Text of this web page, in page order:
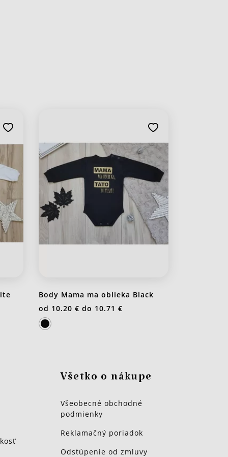
Body Mama ma oblieka Black
od 10.20 € do 10.71 €
Všetko o nákupe
Všeobecné obchodné
podmienky
Reklamačný poriadok
Odstúpenie od zmluvy